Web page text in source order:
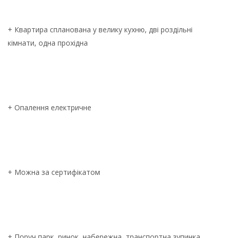
+ Квартира спланована у велику кухню, дві роздільні
кімнати, одна прохідна
+ Опалення електричне
+ Можна за сертифікатом